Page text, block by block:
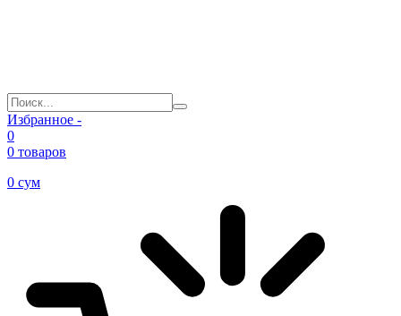
Избранное -
0
0 товаров
0 сум